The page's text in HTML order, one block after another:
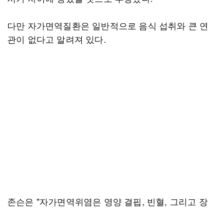
다만 자가면역질환은 일반적으로 음식 섭취와 큰 연
관이 없다고 알려져 있다.
존슨은 "자가면역위염은 영양 결핍, 빈혈, 그리고 장